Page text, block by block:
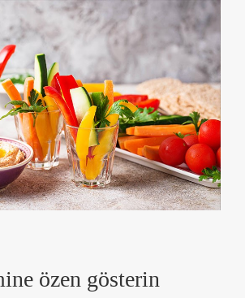
özen gösterin